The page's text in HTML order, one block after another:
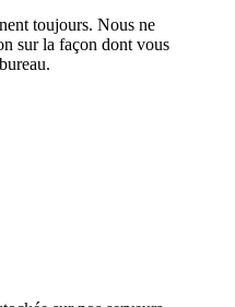
toujours. Nous ne
sur la façon dont vous